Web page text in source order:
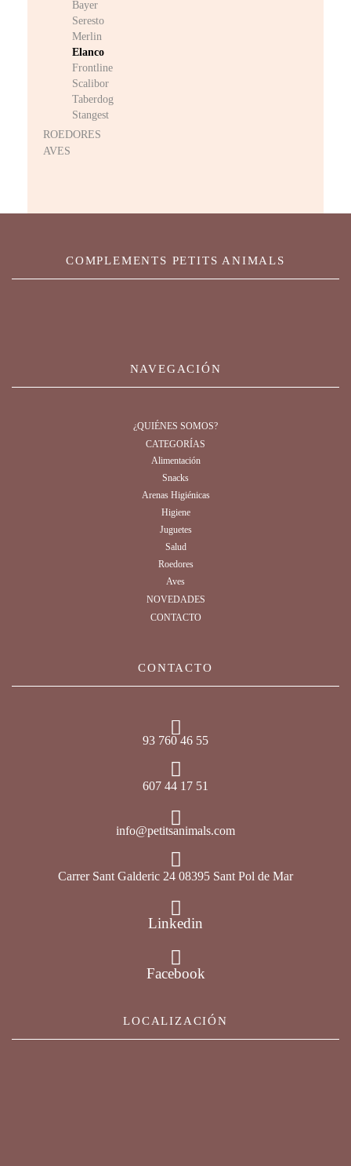
Bayer
Seresto
Merlin
Elanco
Frontline
Scalibor
Taberdog
Stangest
ROEDORES
AVES
COMPLEMENTS PETITS ANIMALS
NAVEGACIÓN
¿QUIÉNES SOMOS?
CATEGORÍAS
Alimentación
Snacks
Arenas Higiénicas
Higiene
Juguetes
Salud
Roedores
Aves
NOVEDADES
CONTACTO
CONTACTO
93 760 46 55
607 44 17 51
info@petitsanimals.com
Carrer Sant Galderic 24 08395 Sant Pol de Mar
Linkedin
Facebook
LOCALIZACIÓN